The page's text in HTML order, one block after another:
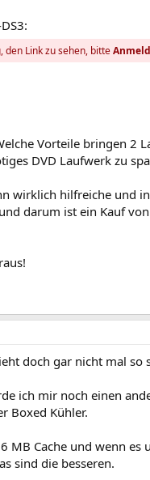
den Link zu sehen, bitte
Vorteile bringen
DVD Laufwerk zu
wirklich hilfreiche und
darum ist ein Kauf
doch gar nicht mal so
ich mir noch einen
Boxed Kühler.
MB Cache und wenn
sind die besseren.